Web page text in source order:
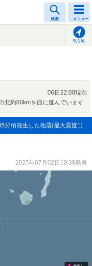
検索 メニュー
現在地
06日22:00現在
北約80kmを西に進んでいます
分頃発生した地震(最大震度1)
2025年07月02日10:38発表